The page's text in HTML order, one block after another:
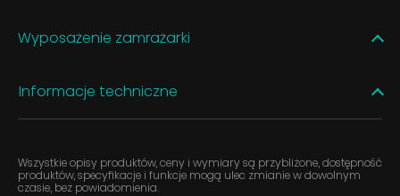
Wyposażenie zamrażarki
Informacje techniczne
Wszystkie opisy produktów, ceny i wymiary są przybliżone, dostępność
produktów, specyfikacje i funkcje mogą ulec zmianie w dowolnym
czasie, bez powiadomienia.